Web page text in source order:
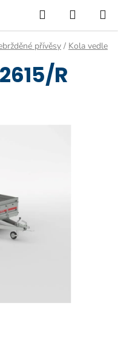
Hledat
KOŠÍK
přívěsy / Kola vedle
R